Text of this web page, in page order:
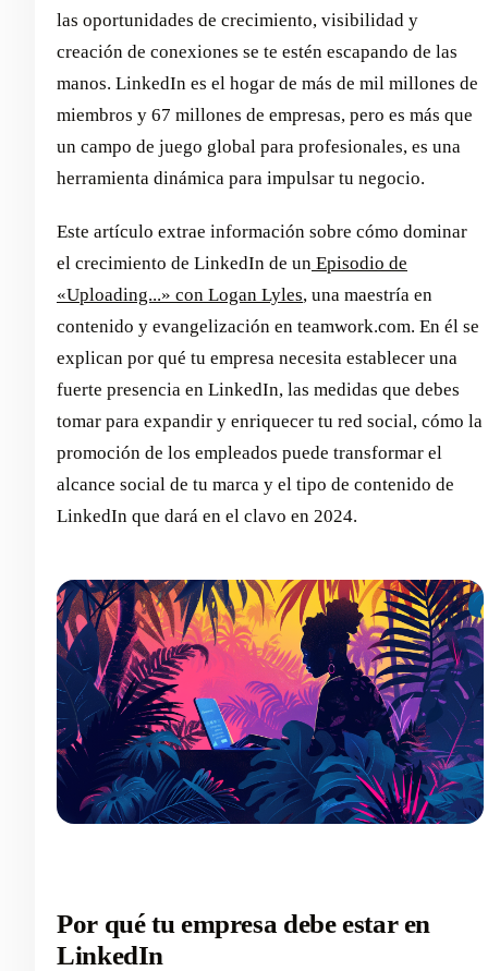
las oportunidades de crecimiento, visibilidad y
creación de conexiones se te estén escapando de las
manos. LinkedIn es el hogar de más de mil millones de
miembros y 67 millones de empresas, pero es más que
un campo de juego global para profesionales, es una
herramienta dinámica para impulsar tu negocio.
Este artículo extrae información sobre cómo dominar
el crecimiento de LinkedIn de un Episodio de
«Uploading...» con Logan Lyles, una maestría en
contenido y evangelización en teamwork.com. En él se
explican por qué tu empresa necesita establecer una
fuerte presencia en LinkedIn, las medidas que debes
tomar para expandir y enriquecer tu red social, cómo la
promoción de los empleados puede transformar el
alcance social de tu marca y el tipo de contenido de
LinkedIn que dará en el clavo en 2024.
Por qué tu empresa debe estar en
LinkedIn